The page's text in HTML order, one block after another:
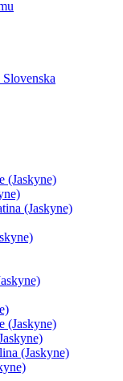
(Jaskyne)
(Jaskyne)
(Jaskyne)
(Jaskyne)